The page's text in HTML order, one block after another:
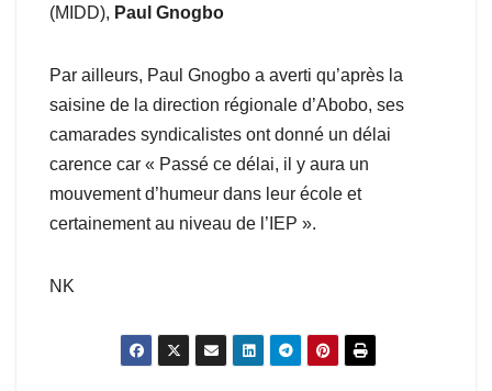
(MIDD), Paul Gnogbo
Par ailleurs, Paul Gnogbo a averti qu’après la
saisine de la direction régionale d’Abobo, ses
camarades syndicalistes ont donné un délai
carence car « Passé ce délai, il y aura un
mouvement d’humeur dans leur école et
certainement au niveau de l’IEP ».
NK